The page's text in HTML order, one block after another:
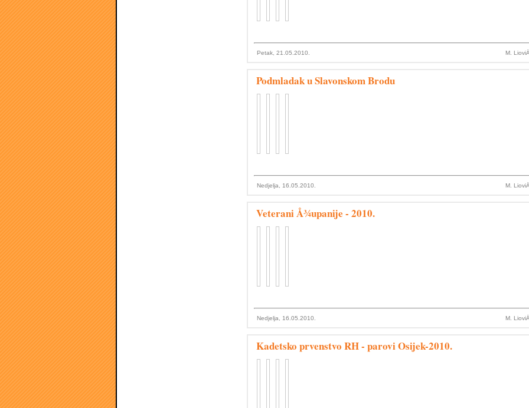
Petak, 21.05.2010. M.
Podmladak u Slavonskom Brodu
Nedjelja, 16.05.2010. M.
Veterani Å¾upanije - 2010.
Nedjelja, 16.05.2010. M.
Kadetsko prvenstvo RH - parovi Osijek-2010.